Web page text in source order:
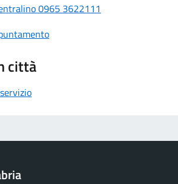
0965 3622111
città